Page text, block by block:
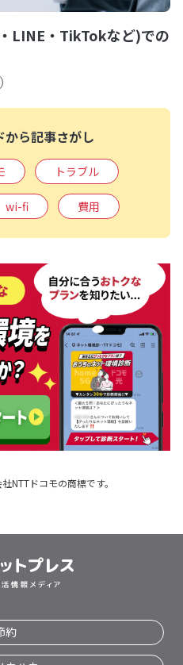
LINE・TikTokなど)での
ら記事さがし
トラブル
wi-fi 費用
インターネット
格 一人暮らし
ロバイダ 動画
マンション
レビ 賃貸
スマホ
ソコン 戸建
ート
NTTドコモの商標です。
約